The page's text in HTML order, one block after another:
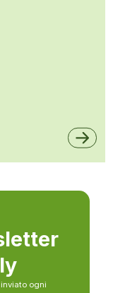
ogni